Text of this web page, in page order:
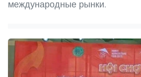
международные рынки.